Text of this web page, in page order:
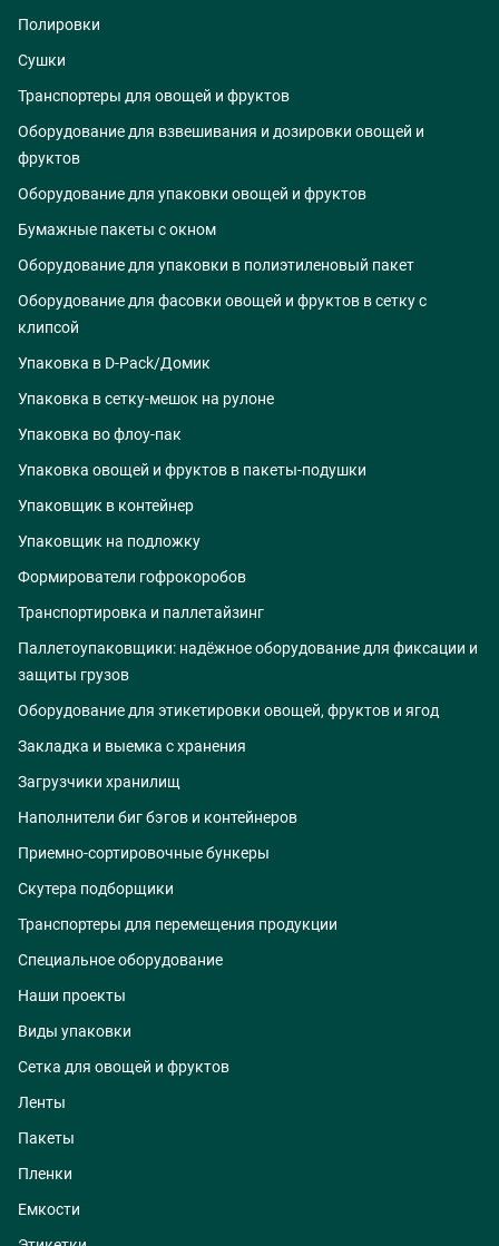
Полировки
Сушки
Транспортеры для овощей и фруктов
Оборудование для взвешивания и дозировки овощей и
фруктов
Оборудование для упаковки овощей и фруктов
Бумажные пакеты с окном
Оборудование для упаковки в полиэтиленовый пакет
Оборудование для фасовки овощей и фруктов в сетку с
клипсой
Упаковка в D-Pack/Домик
Упаковка в сетку-мешок на рулоне
Упаковка во флоу-пак
Упаковка овощей и фруктов в пакеты-подушки
Упаковщик в контейнер
Упаковщик на подложку
Формирователи гофрокоробов
Транспортировка и паллетайзинг
Паллетоупаковщики: надёжное оборудование для фиксации и
защиты грузов
Оборудование для этикетировки овощей, фруктов и ягод
Закладка и выемка с хранения
Загрузчики хранилищ
Наполнители биг бэгов и контейнеров
Приемно-сортировочные бункеры
Скутера подборщики
Транспортеры для перемещения продукции
Специальное оборудование
Наши проекты
Виды упаковки
Сетка для овощей и фруктов
Ленты
Пакеты
Пленки
Емкости